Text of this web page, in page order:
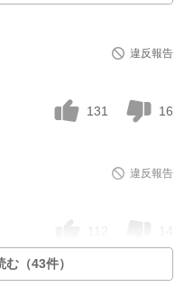
違反報告
131 16
違反報告
14
（43件）